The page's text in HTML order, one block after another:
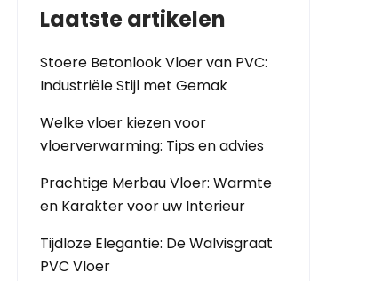
Laatste artikelen
Stoere Betonlook Vloer van PVC:
Industriële Stijl met Gemak
Welke vloer kiezen voor
vloerverwarming: Tips en advies
Prachtige Merbau Vloer: Warmte
en Karakter voor uw Interieur
Tijdloze Elegantie: De Walvisgraat
PVC Vloer